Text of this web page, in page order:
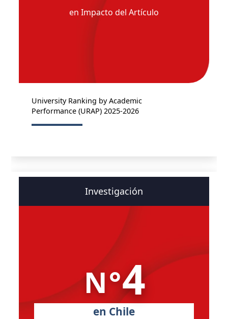
en Impacto del Artículo
University Ranking by Academic
Performance (URAP) 2025-2026
Investigación
N°4
en Chile